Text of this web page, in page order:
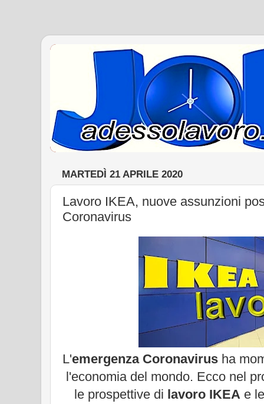
MARTEDÌ 21 APRILE 2020
Lavoro IKEA, nuove assunzioni
Coronavirus
L'emergenza Coronavirus ha
l'economia del mondo. Ecco nel
le prospettive di lavoro IKEA e